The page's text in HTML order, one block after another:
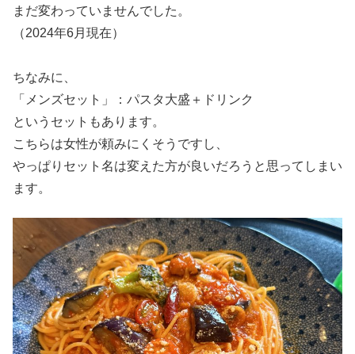
まだ変わっていませんでした。
（2024年6月現在）
ちなみに、
「メンズセット」：パスタ大盛＋ドリンク
というセットもあります。
こちらは女性が頼みにくそうですし、
やっぱりセット名は変えた方が良いだろうと思ってしまい
ます。